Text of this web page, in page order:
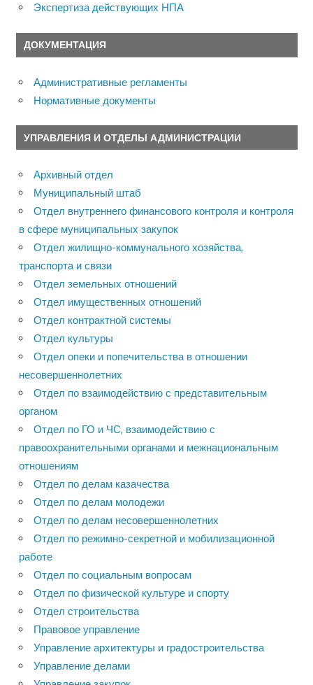
Экспертиза действующих НПА
ДОКУМЕНТАЦИЯ
Административные регламенты
Нормативные документы
УПРАВЛЕНИЯ И ОТДЕЛЫ АДМИНИСТРАЦИИ
Архивный отдел
Муниципальный штаб
Отдел внутреннего финансового контроля и контроля
в сфере муниципальных закупок
Отдел жилищно-коммунального хозяйства,
транспорта и связи
Отдел земельных отношений
Отдел имущественных отношений
Отдел контрактной системы
Отдел культуры
Отдел опеки и попечительства в отношении
несовершеннолетних
Отдел по взаимодействию с представительным
органом
Отдел по ГО и ЧС, взаимодействию с
правоохранительными органами и межнациональным
отношениям
Отдел по делам казачества
Отдел по делам молодежи
Отдел по делам несовершеннолетних
Отдел по режимно-секретной и мобилизационной
работе
Отдел по социальным вопросам
Отдел по физической культуре и спорту
Отдел строительства
Правовое управление
Управление архитектуры и градостроительства
Управление делами